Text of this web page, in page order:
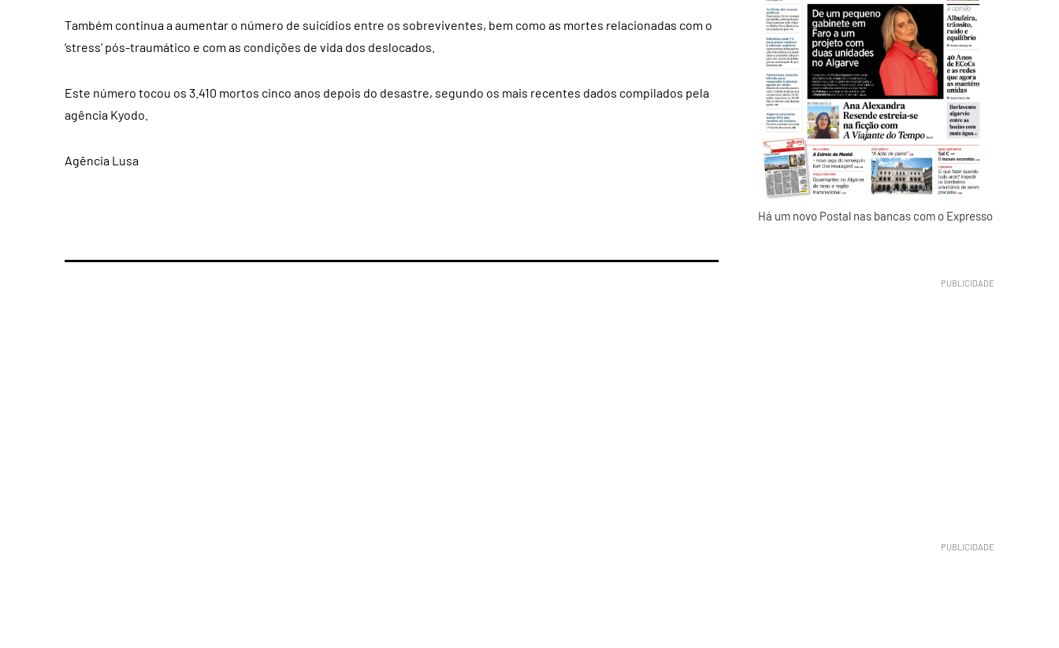
Também continua a aumentar o número de suicídios entre os sobreviventes, bem como as mortes relacionadas com o
‘stress’ pós-traumático e com as condições de vida dos deslocados.
Este número tocou os 3.410 mortos cinco anos depois do desastre, segundo os mais recentes dados compilados pela
agência Kyodo.
Agência Lusa
Há um novo Postal nas bancas com o Expresso